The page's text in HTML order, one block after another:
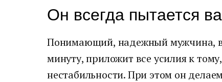
Он всегда пытается
Понимающий, надежный мужчина,
минуту, приложит все усилия к
нестабильности. При этом он